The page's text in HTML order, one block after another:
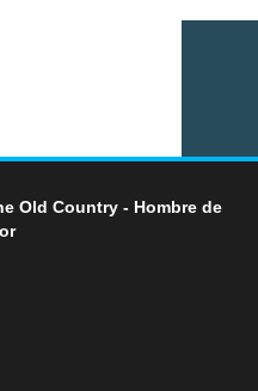
Old Country - Hombre de